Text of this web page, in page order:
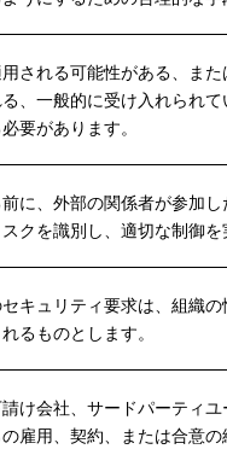
される可能性がある、ま
、一般的に受け入れられ
要があります。
に、外部の関係者が参加
クを識別し、適切な制御を
キュリティ要求は、組織
るものとします。
け会社、サードパーティ
雇用、契約、または合意